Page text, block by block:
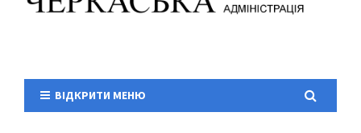
ВІДКРИТИ МЕНЮ